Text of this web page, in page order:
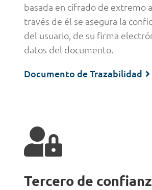
basada en cifrado de extremo
través de él se asegura la
del usuario, de su firma
datos del documento.
Documento de Trazabilidad

Tercero de